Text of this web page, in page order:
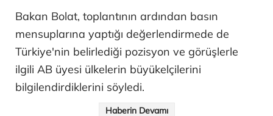
Bakan Bolat, toplantının ardından basın
mensuplarına yaptığı değerlendirmede de
Türkiye'nin belirlediği pozisyon ve görüşlerle
ilgili AB üyesi ülkelerin büyükelçilerini
bilgilendirdiklerini söyledi.
Haberin Devamı